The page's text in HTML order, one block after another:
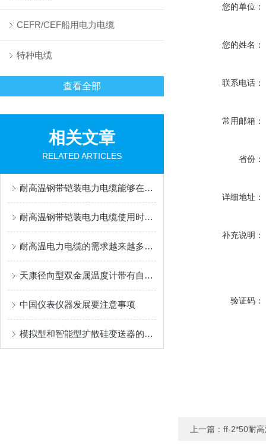
CEFR/CEF船用电力电缆
特种电缆
查看全部
相关文章
RELATED ARTICLES
耐高温钢带铠装电力电缆能够在高温环境下保持稳定的性能
耐高温钢带铠装电力电缆使用时需注意以下几点
耐高温电力电缆的需求越来越多，对其品质也越高
天康径向型双金属温度计带有自动控制和报警功能
中国仪表仪器发展要注意事项
模拟型和智能型扩散硅变送器的特点分别是什么
您的单位：
您的姓名：
联系电话：
常用邮箱：
省份：
详细地址：
补充说明：
验证码：
上一篇： ff-2*50耐